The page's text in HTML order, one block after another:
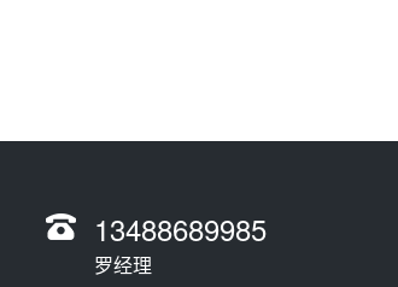
13488689985
罗经理